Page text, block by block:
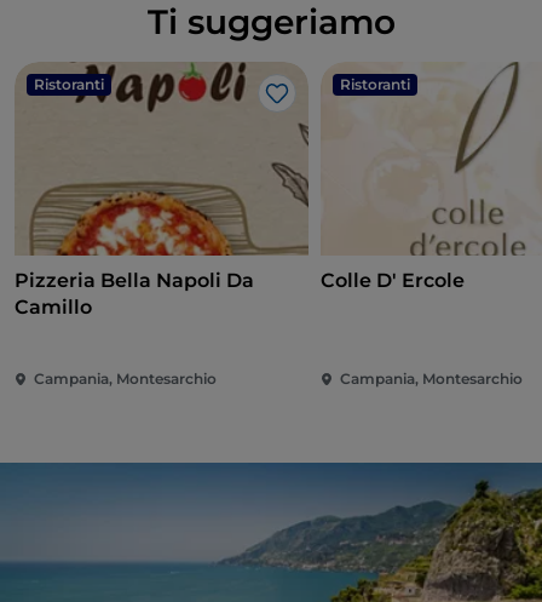
Ti suggeriamo
Ristoranti
Like
Pizzeria Bella Napoli Da
Camillo
Campania, Montesarchio
Ristoranti
Colle D' Ercole
Campania, Montesarchio